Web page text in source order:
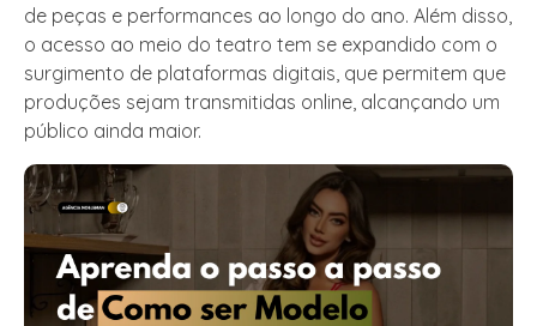
de peças e performances ao longo do ano. Além disso,
o acesso ao meio do teatro tem se expandido com o
surgimento de plataformas digitais, que permitem que
produções sejam transmitidas online, alcançando um
público ainda maior.